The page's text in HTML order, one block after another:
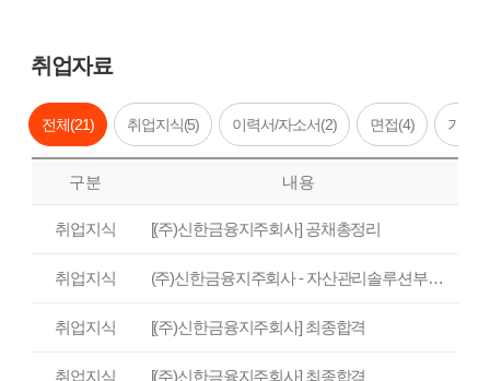
취업자료
전체(21) 취업지식(5) 이력서/자소서(2) 면접(4) 기업
구분 내용
취업지식 [(주)신한금융지주회사] 공채총정리
취업지식 (주)신한금융지주회사 - 자산관리솔루션부 2013년 하반기 신입/경력 자기소개서
취업지식 [(주)신한금융지주회사] 최종합격
취업지식 [(주)신한금융지주회사] 최종합격